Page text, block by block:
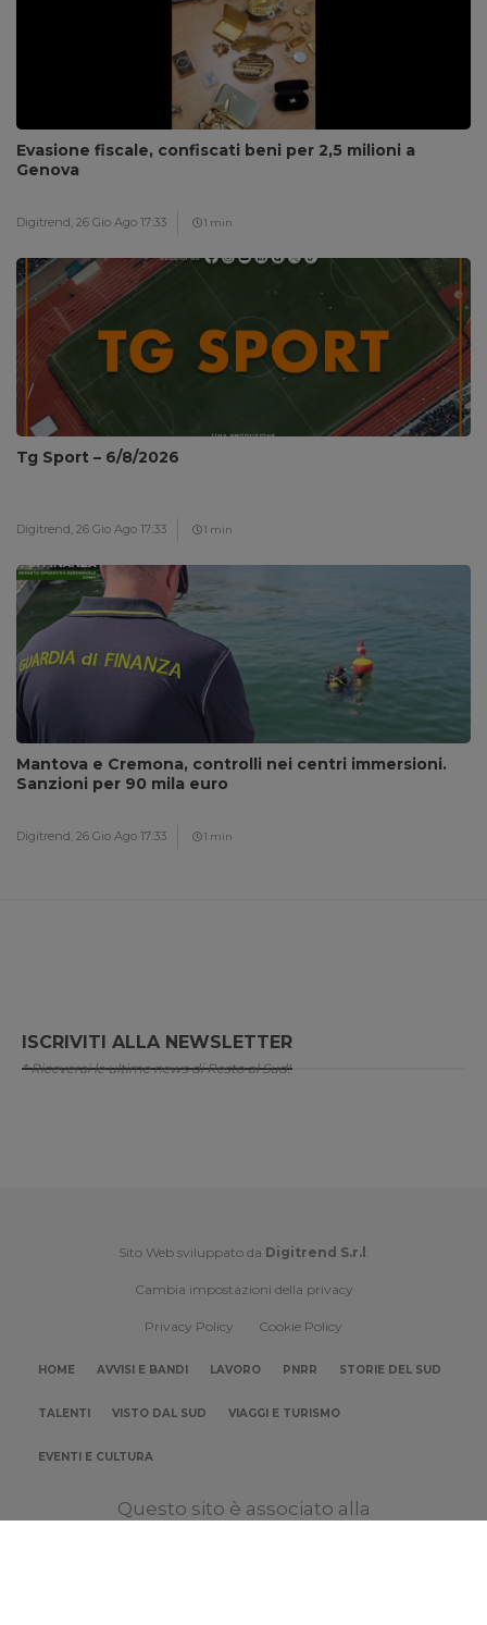
Evasione fiscale, confiscati beni per 2,5 milioni a
Genova
Digitrend, 26 Gio Ago 17:33 1 min
Tg Sport – 6/8/2026
Digitrend, 26 Gio Ago 17:33 1 min
Mantova e Cremona, controlli nei centri immersioni.
Sanzioni per 90 mila euro
Digitrend, 26 Gio Ago 17:33 1 min
ISCRIVITI ALLA NEWSLETTER
* Riceverai le ultime news di Resto al Sud!
Sito Web sviluppato da Digitrend S.r.l .
Cambia impostazioni della privacy
Privacy Policy Cookie Policy
HOME AVVISI E BANDI LAVORO PNRR STORIE DEL SUD
TALENTI VISTO DAL SUD VIAGGI E TURISMO
EVENTI E CULTURA
Questo sito è associato alla